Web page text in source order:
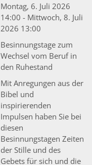
Montag, 6. Juli 2026
14:00 - Mittwoch, 8. Juli
2026 13:00
Besinnungstage zum
Wechsel vom Beruf in
den Ruhestand
Mit Anregungen aus der
Bibel und
inspirierenden
Impulsen haben Sie bei
diesen
Besinnungstagen Zeiten
der Stille und des
Gebets für sich und die